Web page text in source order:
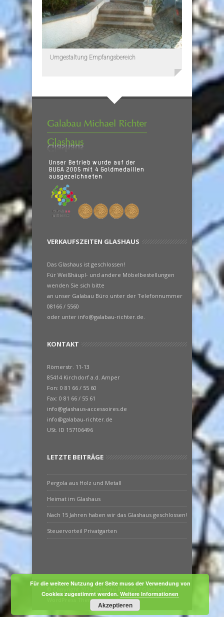
Umgestaltung Empfangsbereich
VERKAUFSZEITEN GLASHAUS
Das Glashaus ist geschlossen!
Für Weißhäupl- und andere Möbelbestellungen
wenden Sie sich bitte
an unser Galabau Büro unter der Telefonnummer
08166 / 5560
oder unter info@galabau-richter.de.
KONTAKT
Römerstr. 11-13
85414 Kirchdorf a.d. Amper
Fon: 0 81 66 / 55 60
Fax: 0 81 66 / 55 61
info@glashaus-accessoires.de
info@galabau-richter.de
USt. ID 157106496
LETZTE BEITRÄGE
Pergola aus Holz und Metall
Heimat im Glashaus
Nach 15 Jahren haben wir das Glashaus geschlossen!
Steuervorteil Privatgarten
© Copyright 2026 Galabau Richter / Glashaus /
WordPress Theme byminti
Für die weitere Nutzung der Seite muss der Verwendung von
Cookies zugestimmt werden.Weitere Informationen
Akzeptieren